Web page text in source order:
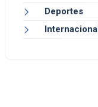
Deportes
Internacional